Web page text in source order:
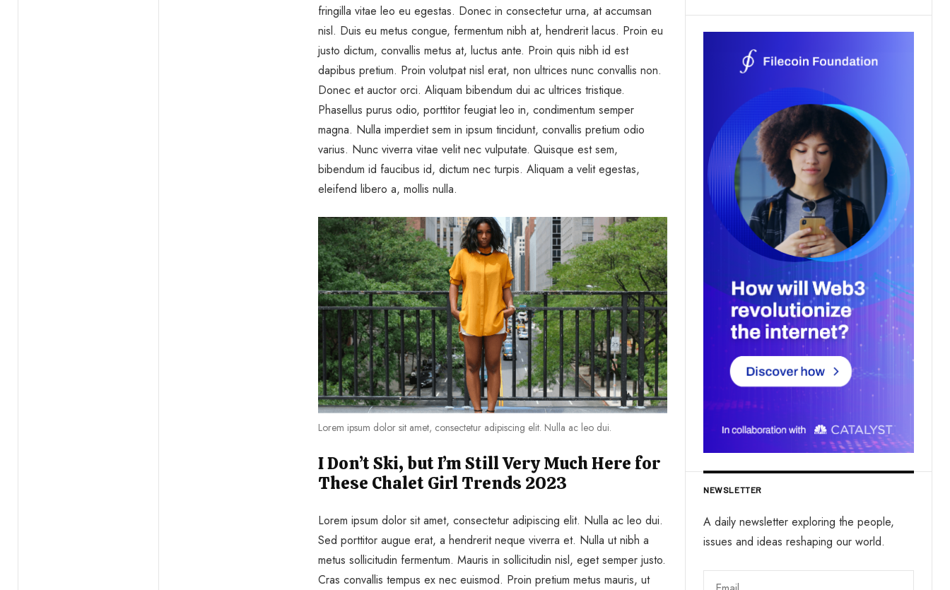
fringilla vitae leo eu egestas. Donec in consectetur urna, at accumsan
nisl. Duis eu metus congue, fermentum nibh at, hendrerit lacus. Proin eu
justo dictum, convallis metus at, luctus ante. Proin quis nibh id est
dapibus pretium. Proin volutpat nisl erat, non ultrices nunc convallis non.
Donec et auctor orci. Aliquam bibendum dui ac ultrices tristique.
Phasellus purus odio, porttitor feugiat leo in, condimentum semper
magna. Nulla imperdiet sem in ipsum tincidunt, convallis pretium odio
varius. Nunc viverra vitae velit nec vulputate. Quisque est sem,
bibendum id faucibus id, dictum nec turpis. Aliquam a velit egestas,
eleifend libero a, mollis nulla.
Lorem ipsum dolor sit amet, consectetur adipiscing elit. Nulla ac leo dui.
I Don’t Ski, but I’m Still Very Much Here for
These Chalet Girl Trends 2023
Lorem ipsum dolor sit amet, consectetur adipiscing elit. Nulla ac leo dui.
Sed porttitor augue erat, a hendrerit neque viverra et. Nulla ut nibh a
metus sollicitudin fermentum. Mauris in sollicitudin nisl, eget semper justo.
Cras convallis tempus ex nec euismod. Proin pretium metus mauris, ut
NEWSLETTER
A daily newsletter exploring the people,
issues and ideas reshaping our world.